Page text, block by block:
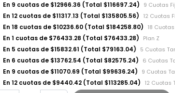
En 9 cuotas de $12966.36 (Total $116697.24) 9 Cuotas
En 12 cuotas de $11317.13 (Total $135805.56) 12 Cuotas
En 18 cuotas de $10236.60 (Total $184258.80) 18
En 1 cuotas de $76433.28 (Total $76433.28) Plan Z
En 5 cuotas de $15832.61 (Total $79163.04) 5 Cuotas
En 6 cuotas de $13762.54 (Total $82575.24) 6 Cuotas
En 9 cuotas de $11070.69 (Total $99636.24) 9 Cuotas
En 12 cuotas de $9440.42 (Total $113285.04) 12 Cuotas